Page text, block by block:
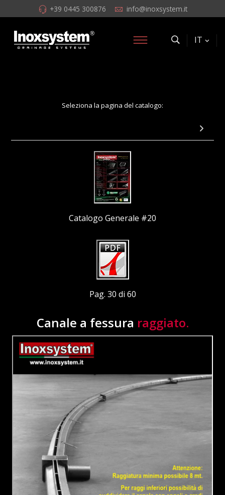
+39 0445 300876 info@inoxsystem.it
IT
Seleziona la pagina del catalogo:
Catalogo Generale #20
Pag. 30 di 60
Canale a fessura raggiato.